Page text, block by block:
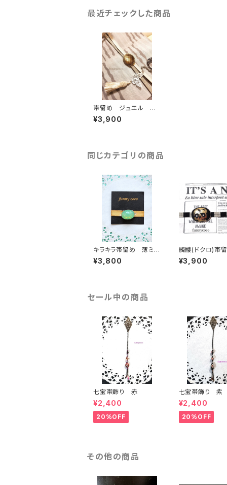
最近チェックした商品
帯留め ジュエル ゴ
ールドブラウン
¥3,900
同じカテゴリの商品
キラキラ帯留め 薄ミド
リ
¥3,800
髑髏(ドクロ)帯
¥3,900
セール中の商品
七宝帯飾り 赤
¥2,400
20%OFF
七宝帯飾り 紫
¥2,400
20%OFF
その他の商品